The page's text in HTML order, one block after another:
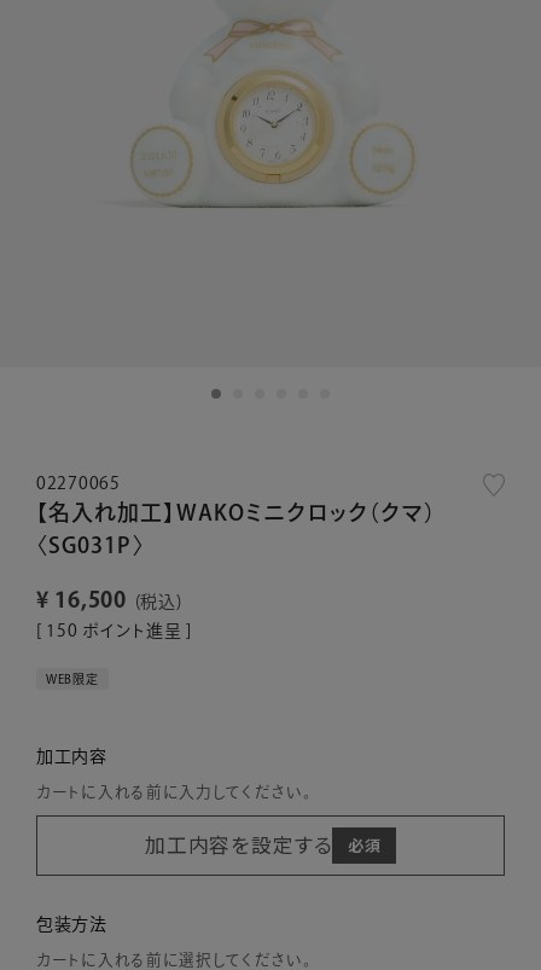
02270065
【名入れ加工】WAKOミニクロック（クマ）
〈SG031P〉
¥ 16,500
税込
[ 150 ポイント進呈 ]
WEB限定
加工内容
カートに入れる前に入力してください。
加工内容を設定する
包装方法
カートに入れる前に選択してください。